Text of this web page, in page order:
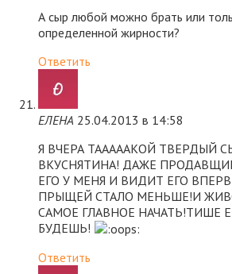
А сыр любой можно брать или
определенной жирности?
Ответить
ЕЛЕНА 25.04.2013 в 14:58
Я ВЧЕРА ТАААААКОЙ ТВЕРДЫЙ
ВКУСНЯТИНА! ДАЖЕ
ЕГО У МЕНЯ И ВИДИТ ЕГО
ПРЫЩЕЙ СТАЛО МЕНЬШЕ!И
САМОЕ ГЛАВНОЕ НАЧАТЬ!ТИШЕ
БУДЕШЬ!
Ответить